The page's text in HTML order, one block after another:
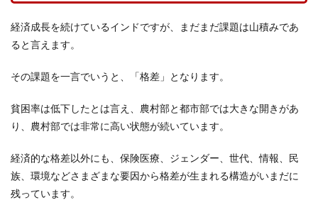
経済成長を続けているインドですが、まだまだ課題は山積みであ
ると言えます。
その課題を一言でいうと、「格差」となります。
貧困率は低下したとは言え、農村部と都市部では大きな開きがあ
り、農村部では非常に高い状態が続いています。
経済的な格差以外にも、保険医療、ジェンダー、世代、情報、民
族、環境などさまざまな要因から格差が生まれる構造がいまだに
残っています。